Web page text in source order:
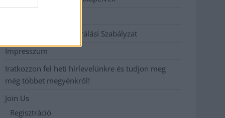
Hozzászólási és Moderálási Szabályzat
Impresszum
Iratkozzon fel heti hírlevelünkre és tudjon meg
még többet megyénkről!
Join Us
Regisztráció